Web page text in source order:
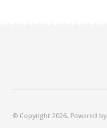
© Copyright 2026. Powered by